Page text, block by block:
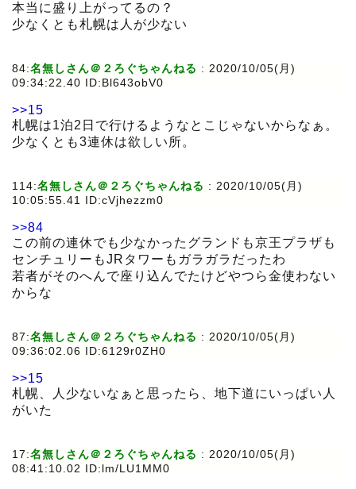
本当に盛り上がってるの？
少なくとも札幌は人が少ない
84:名無しさん＠２ろぐちゃんねる : 2020/10/05(月)
09:34:22.40 ID:Bl643obV0
>>15
札幌は1泊2日で行けるようなとこじゃないからなぁ。
少なくとも3連休は欲しい所。
114:名無しさん＠２ろぐちゃんねる : 2020/10/05(月)
10:05:55.41 ID:cVjhezzm0
>>84
この前の連休でも少なかったグランドも京王プラザも
センチュリーもJRタワーもガラガラだったわ
若者がそのへんで座り込んでたけどやつら金使わない
からな
87:名無しさん＠２ろぐちゃんねる : 2020/10/05(月)
09:36:02.06 ID:6129r0ZH0
>>15
札幌、人少ないなぁと思ったら、地下道にいっぱい人
がいた
17:名無しさん＠２ろぐちゃんねる : 2020/10/05(月)
08:41:10.02 ID:lm/LU1MM0